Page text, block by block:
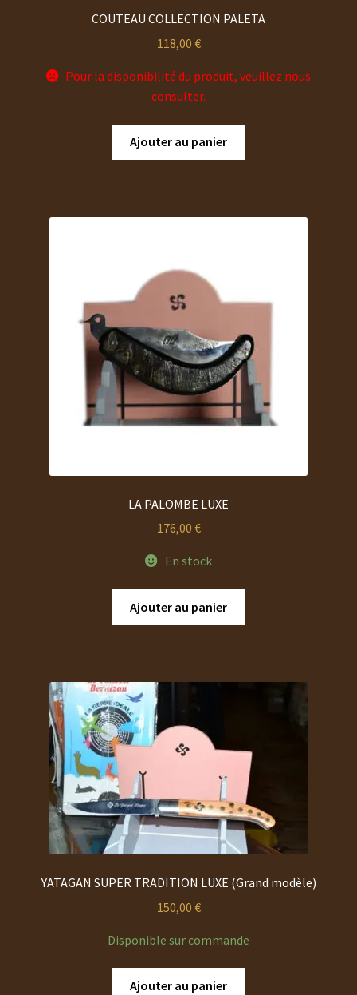
COUTEAU COLLECTION PALETA
118,00 €
Pour la disponibilité du produit, veuillez nous
consulter.
Ajouter au panier
LA PALOMBE LUXE
176,00 €
En stock
Ajouter au panier
YATAGAN SUPER TRADITION LUXE (Grand modèle)
150,00 €
Disponible sur commande
Ajouter au panier